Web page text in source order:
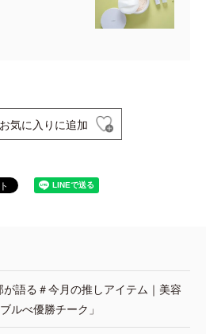
気に入りに追加
語る＃今月の推しアイテム｜美容
ルべ優勝チーク」